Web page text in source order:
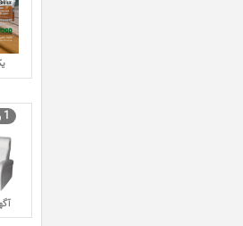
1 روز پیش